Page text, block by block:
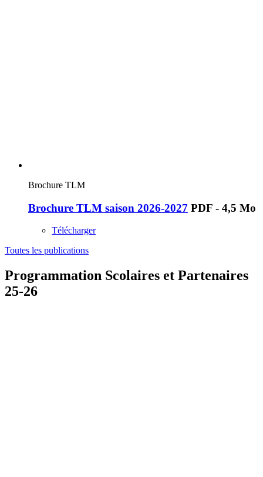
Brochure TLM
Brochure TLM saison 2026-2027 PDF - 4,5 Mo
Télécharger
Toutes les publications
Programmation Scolaires et Partenaires
25-26